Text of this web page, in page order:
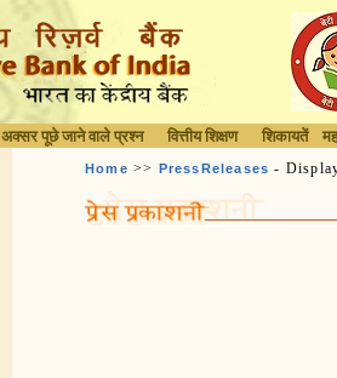
अक्सर पूछे जाने वाले प्रश्न वित्तीय शिक्षण शिकायतें
Home >> PressReleases -